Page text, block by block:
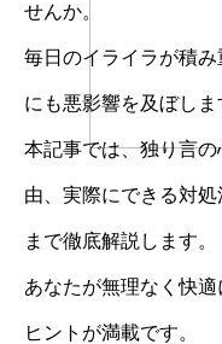
せんか。
毎日のイライラが積
にも悪影響を及ぼしま
本記事では、独り言
由、実際にできる対
まで徹底解説します。
あなたが無理なく快
ヒントが満載です。